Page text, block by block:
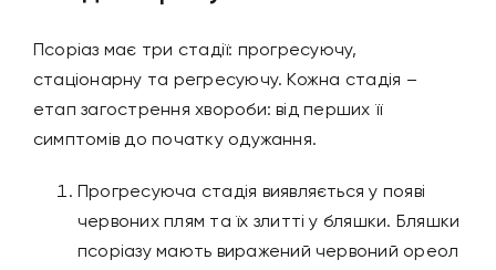
Псоріаз має три стадії: прогресуючу,
стаціонарну та регресуючу. Кожна стадія –
етап загострення хвороби: від перших її
симптомів до початку одужання.
Прогресуюча стадія виявляється у появі
червоних плям та їх злитті у бляшки. Бляшки
псоріазу мають виражений червоний ореол